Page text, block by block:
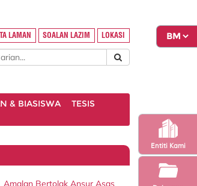
Entiti Kami
LAMAN SOALAN LAZIM LOKASI
& BIASISWA
TESIS
Amalan Bertolak Ansur Asas